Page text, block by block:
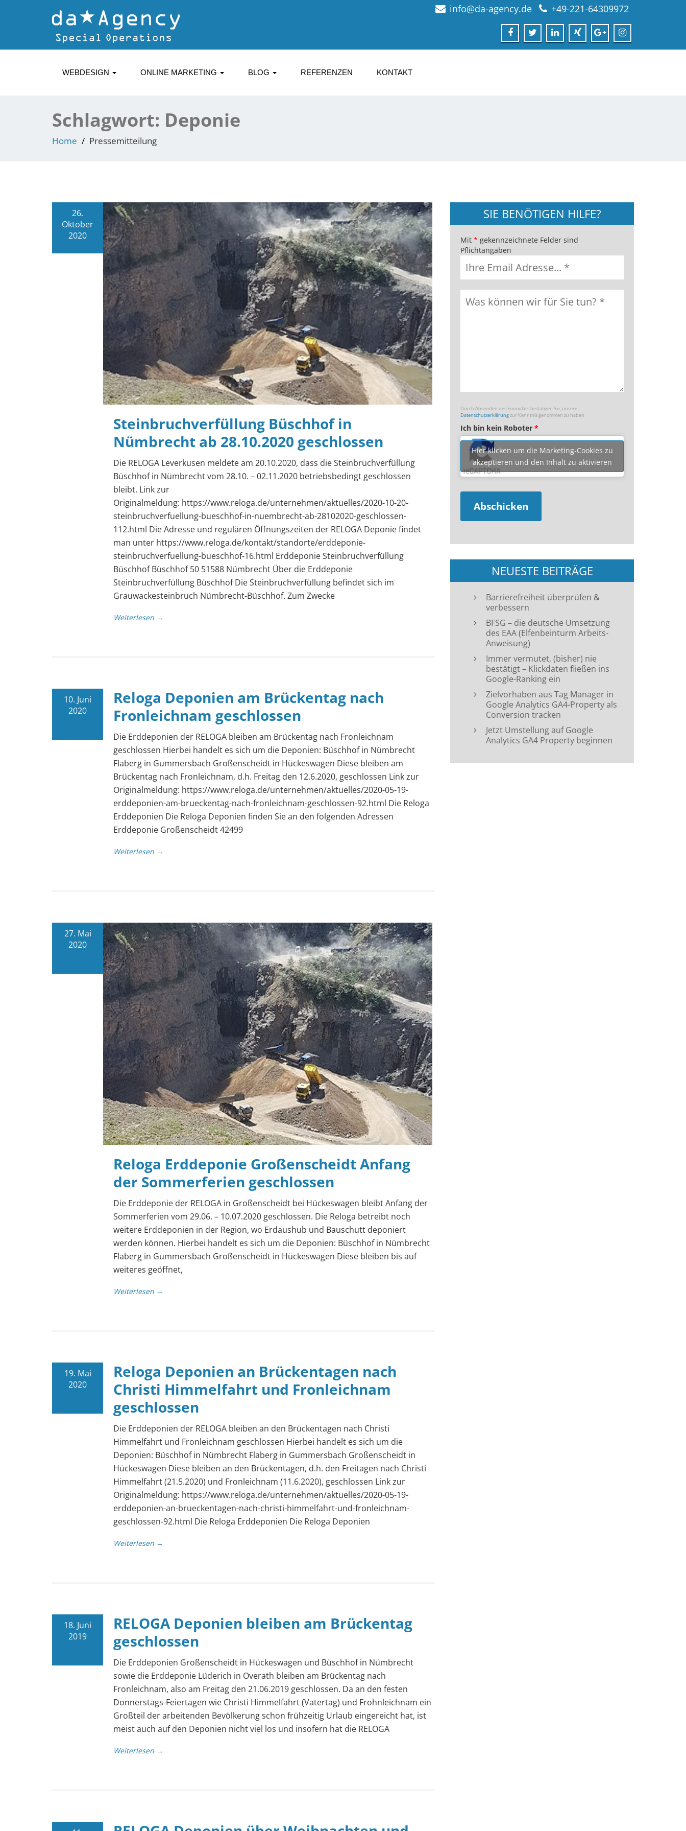
info@da-agency.de +49-221-64309972
WEBDESIGN ONLINE MARKETING BLOG REFERENZEN KONTAKT
Schlagwort: Deponie
Home Pressemitteilung
26.
Oktober
2020
Steinbruchverfüllung Büschhof in
Nümbrecht ab 28.10.2020 geschlossen
Die RELOGA Leverkusen meldete am 20.10.2020, dass die Steinbruchverfüllung
Büschhof in Nümbrecht vom 28.10. – 02.11.2020 betriebsbedingt geschlossen
bleibt. Link zur
Originalmeldung: https://www.reloga.de/unternehmen/aktuelles/2020-10-20-
steinbruchverfuellung-bueschhof-in-nuembrecht-ab-28102020-geschlossen-
112.html Die Adresse und regulären Öffnungszeiten der RELOGA Deponie findet
man unter https://www.reloga.de/kontakt/standorte/erddeponie-
steinbruchverfuellung-bueschhof-16.html Erddeponie Steinbruchverfüllung
Büschhof Büschhof 50 51588 Nümbrecht Über die Erddeponie
Steinbruchverfüllung Büschhof Die Steinbruchverfüllung befindet sich im
Grauwackesteinbruch Nümbrecht-Büschhof. Zum Zwecke
Weiterlesen →
10. Juni
2020
Reloga Deponien am Brückentag nach
Fronleichnam geschlossen
Die Erddeponien der RELOGA bleiben am Brückentag nach Fronleichnam
geschlossen Hierbei handelt es sich um die Deponien: Büschhof in Nümbrecht
Flaberg in Gummersbach Großenscheidt in Hückeswagen Diese bleiben am
Brückentag nach Fronleichnam, d.h. Freitag den 12.6.2020, geschlossen Link zur
Originalmeldung: https://www.reloga.de/unternehmen/aktuelles/2020-05-19-
erddeponien-am-brueckentag-nach-fronleichnam-geschlossen-92.html Die Reloga
Erddeponien Die Reloga Deponien finden Sie an den folgenden Adressen
Erddeponie Großenscheidt 42499
Weiterlesen →
27. Mai
2020
Reloga Erddeponie Großenscheidt Anfang
der Sommerferien geschlossen
Die Erddeponie der RELOGA in Großenscheidt bei Hückeswagen bleibt Anfang der
Sommerferien vom 29.06. – 10.07.2020 geschlossen. Die Reloga betreibt noch
weitere Erddeponien in der Region, wo Erdaushub und Bauschutt deponiert
werden können. Hierbei handelt es sich um die Deponien: Büschhof in Nümbrecht
Flaberg in Gummersbach Großenscheidt in Hückeswagen Diese bleiben bis auf
weiteres geöffnet,
Weiterlesen →
19. Mai
2020
Reloga Deponien an Brückentagen nach
Christi Himmelfahrt und Fronleichnam
geschlossen
Die Erddeponien der RELOGA bleiben an den Brückentagen nach Christi
Himmelfahrt und Fronleichnam geschlossen Hierbei handelt es sich um die
Deponien: Büschhof in Nümbrecht Flaberg in Gummersbach Großenscheidt in
Hückeswagen Diese bleiben an den Brückentagen, d.h. den Freitagen nach Christi
Himmelfahrt (21.5.2020) und Fronleichnam (11.6.2020), geschlossen Link zur
Originalmeldung: https://www.reloga.de/unternehmen/aktuelles/2020-05-19-
erddeponien-an-brueckentagen-nach-christi-himmelfahrt-und-fronleichnam-
geschlossen-92.html Die Reloga Erddeponien Die Reloga Deponien
Weiterlesen →
18. Juni
2019
RELOGA Deponien bleiben am Brückentag
geschlossen
Die Erddeponien Großenscheidt in Hückeswagen und Büschhof in Nümbrecht
sowie die Erddeponie Lüderich in Overath bleiben am Brückentag nach
Fronleichnam, also am Freitag den 21.06.2019 geschlossen. Da an den festen
Donnerstags-Feiertagen wie Christi Himmelfahrt (Vatertag) und Frohnleichnam ein
Großteil der arbeitenden Bevölkerung schon frühzeitig Urlaub eingereicht hat, ist
meist auch auf den Deponien nicht viel los und insofern hat die RELOGA
Weiterlesen →
SIE BENÖTIGEN HILFE?
Mit * gekennzeichnete Felder sind
Pflichtangaben
Durch Absenden des Formulars bestätigen Sie, unsere
Datenschutzerklärungzur Kenntnis genommen zu haben
Ich bin kein Roboter *
Hier klicken um die Marketing-Cookies zu
akzeptieren und den Inhalt zu aktivieren
NEUESTE BEITRÄGE
Barrierefreiheit überprüfen &
verbessern
BFSG – die deutsche Umsetzung
des EAA (Elfenbeinturm Arbeits-
Anweisung)
Immer vermutet, (bisher) nie
bestätigt – Klickdaten fließen ins
Google-Ranking ein
Zielvorhaben aus Tag Manager in
Google Analytics GA4-Property als
Conversion tracken
Jetzt Umstellung auf Google
Analytics GA4 Property beginnen